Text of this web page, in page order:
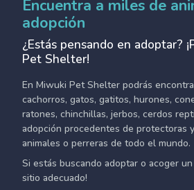
Encuentra a miles de
adopción
¿Estás pensando en adoptar?
Pet Shelter!
En Miwuki Pet Shelter podrás
cachorros, gatos, gatitos, hurones,
ratones, chinchillas, jerbos, cerdos
adopción procedentes de protectoras
animales o perreras de todo el mundo.
Si estás buscando adoptar o acoger
sitio adecuado!